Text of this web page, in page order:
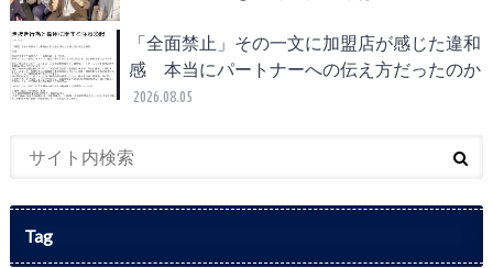
「全面禁止」その一文に加盟店が感じた違和
感 本当にパートナーへの伝え方だったのか
2026.08.05
Tag